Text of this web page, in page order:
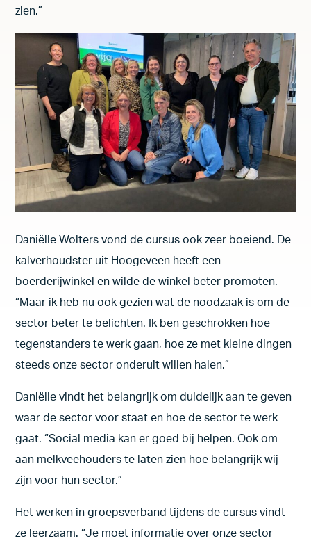
zien.”
Daniëlle Wolters vond de cursus ook zeer boeiend. De
kalverhoudster uit Hoogeveen heeft een
boerderijwinkel en wilde de winkel beter promoten.
“Maar ik heb nu ook gezien wat de noodzaak is om de
sector beter te belichten. Ik ben geschrokken hoe
tegenstanders te werk gaan, hoe ze met kleine dingen
steeds onze sector onderuit willen halen.”
Daniëlle vindt het belangrijk om duidelijk aan te geven
waar de sector voor staat en hoe de sector te werk
gaat. “Social media kan er goed bij helpen. Ook om
aan melkveehouders te laten zien hoe belangrijk wij
zijn voor hun sector.”
Het werken in groepsverband tijdens de cursus vindt
ze leerzaam. “Je moet informatie over onze sector